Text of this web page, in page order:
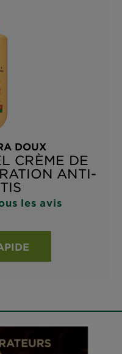
DOUX
CRÈME DE
ANTI-
les avis